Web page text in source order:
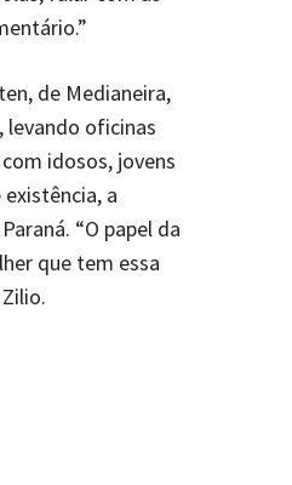
de Medianeira,
levando oficinas
idosos, jovens
a
“O papel da
que tem essa